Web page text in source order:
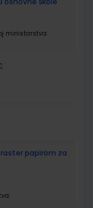
ministarstva:
raster papirom za